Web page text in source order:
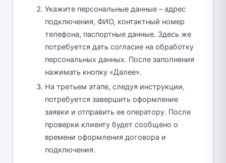
Укажите персональные данные – адрес
подключения, ФИО, контактный номер
телефона, паспортные данные. Здесь же
потребуется дать согласие на обработку
персональных данных. После заполнения
нажимать кнопку «Далее».
На третьем этапе, следуя инструкции,
потребуется завершить оформление
заявки и отправить ее оператору. После
проверки клиенту будет сообщено о
времени оформления договора и
подключения.